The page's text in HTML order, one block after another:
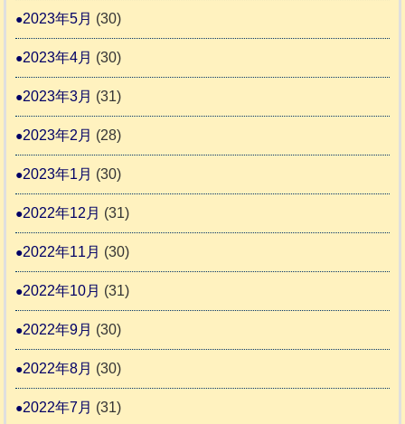
2023年5月 (30)
2023年4月 (30)
2023年3月 (31)
2023年2月 (28)
2023年1月 (30)
2022年12月 (31)
2022年11月 (30)
2022年10月 (31)
2022年9月 (30)
2022年8月 (30)
2022年7月 (31)